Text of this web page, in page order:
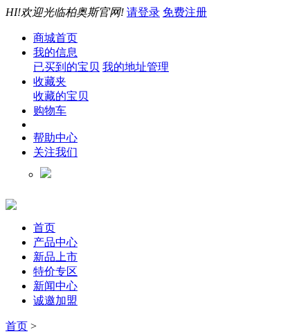
HI!欢迎光临柏奥斯官网! 请登录 免费注册
商城首页
我的信息
已买到的宝贝 我的地址管理
收藏夹
收藏的宝贝
购物车
帮助中心
关注我们
首页
产品中心
新品上市
特价专区
新闻中心
诚邀加盟
首页 >